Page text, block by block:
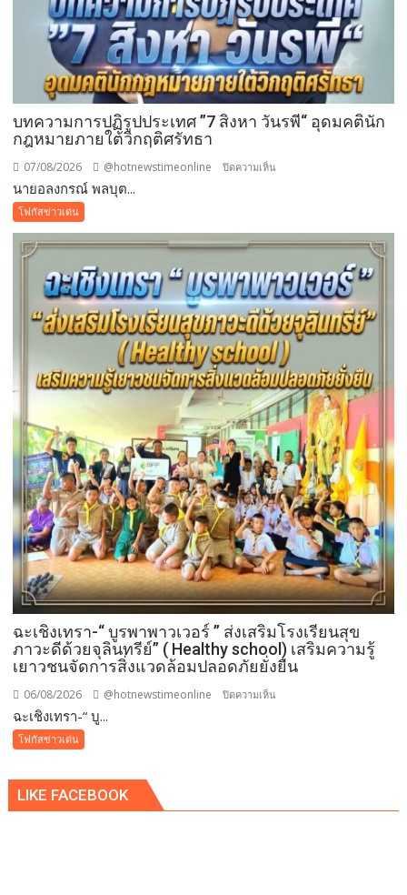
บทความการปฏิรูปประเทศ ”7 สิงหา วันรพี“ อุดมคตินัก
กฎหมายภายใต้วิกฤติศรัทธา
07/08/2026 @hotnewstimeonline ปิดความเห็น
ประเทศ
สิง
หา
วัน
รพี“
อุดมคติ
นัก
กฎหมาย
ภาย
ใต้
วิกฤติ
ศรัทธา
นายอลงกรณ์ พลบุต...
โฟกัสข่าวเด่น
ฉะเชิงเทรา-​“ บูรพาพาวเวอร์ ” ส่งเสริมโรงเรียนสุข
ภาวะดีด้วยจุลินทรีย์” ( Healthy school) เสริมความรู้
เยาวชนจัดการสิ่งแวดล้อมปลอดภัยยั่งยืน
06/08/2026 @hotnewstimeonline ปิดความเห็น
ว
ฉะเชิงเทรา-​“ บู...
โฟกัสข่าวเด่น
LIKE FACEBOOK